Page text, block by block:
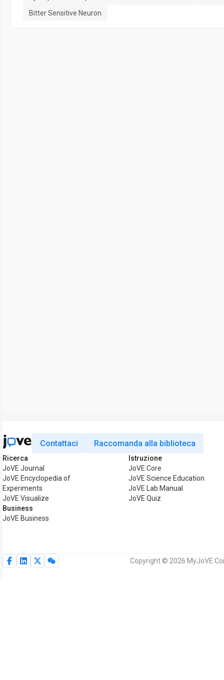
Bitter Sensitive Neuron
Contattaci Raccomanda alla biblioteca
Ricerca
JoVE Journal
JoVE Encyclopedia of
Experiments
JoVE Visualize
Business
JoVE Business
Istruzione
JoVE Core
JoVE Science Education
JoVE Lab Manual
JoVE Quiz
Copyright © 2026 MyJoVE